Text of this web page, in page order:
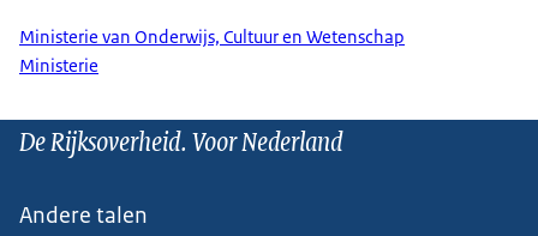
Ministerie van Onderwijs, Cultuur en Wetenschap
Ministerie
De Rijksoverheid. Voor Nederland
Andere talen